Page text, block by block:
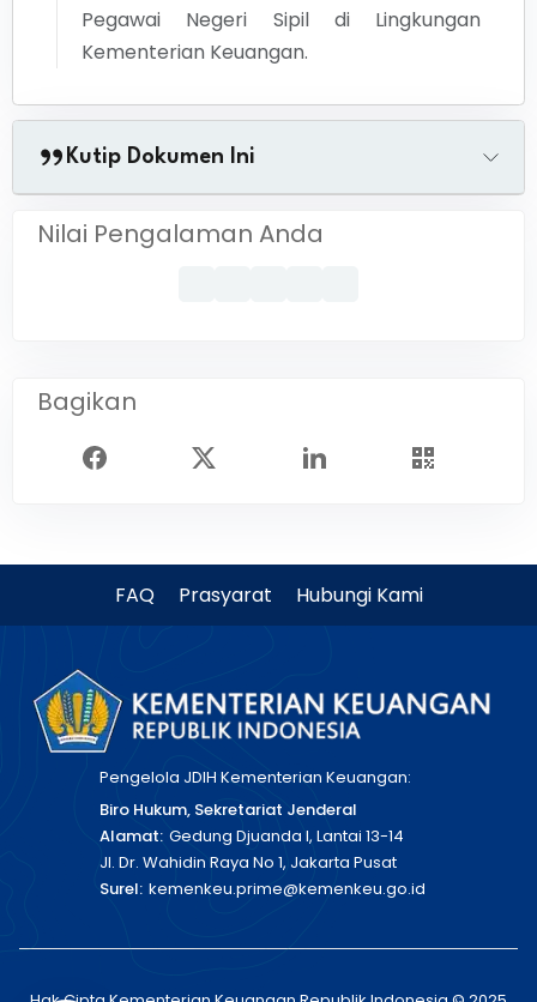
Pegawai Negeri Sipil di Lingkungan
Kementerian Keuangan.
Kutip Dokumen Ini
Nilai Pengalaman Anda
Bagikan
FAQ Prasyarat Hubungi Kami
Pengelola JDIH Kementerian Keuangan:
Biro Hukum, Sekretariat Jenderal
Alamat: Gedung Djuanda I, Lantai 13-14
Jl. Dr. Wahidin Raya No 1, Jakarta Pusat
Surel: kemenkeu.prime@kemenkeu.go.id